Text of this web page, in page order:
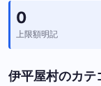
0
上限額明記
伊平屋村のカテ